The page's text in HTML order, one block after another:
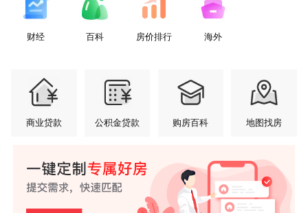
财经 百科 房价排行 海外
商业贷款 公积金贷款 购房百科 地图找房